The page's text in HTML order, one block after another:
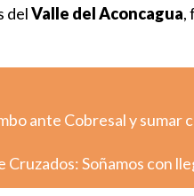
delValle del Aconcagua,
ante Cobresal y sumar
Soñamos con